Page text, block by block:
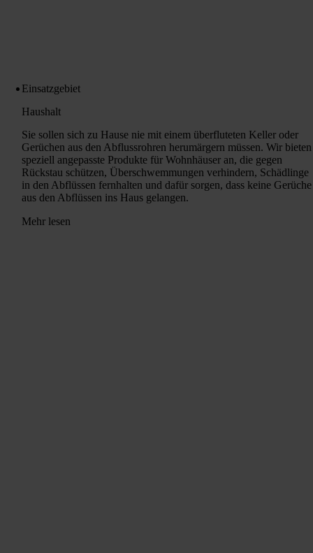
Einsatzgebiet
Haushalt
Sie sollen sich zu Hause nie mit einem überfluteten Keller oder
Gerüchen aus den Abflussrohren herumärgern müssen. Wir bieten
speziell angepasste Produkte für Wohnhäuser an, die gegen
Rückstau schützen, Überschwemmungen verhindern, Schädlinge
in den Abflüssen fernhalten und dafür sorgen, dass keine Gerüche
aus den Abflüssen ins Haus gelangen.
Mehr lesen